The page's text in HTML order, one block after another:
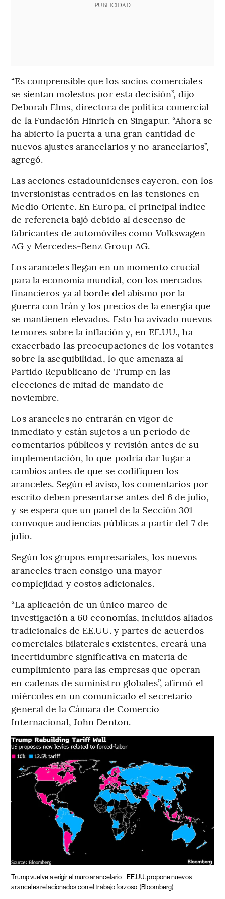
PUBLICIDAD
“Es comprensible que los socios comerciales
se sientan molestos por esta decisión”, dijo
Deborah Elms, directora de política comercial
de la Fundación Hinrich en Singapur. “Ahora se
ha abierto la puerta a una gran cantidad de
nuevos ajustes arancelarios y no arancelarios”,
agregó.
Las acciones estadounidenses cayeron, con los
inversionistas centrados en las tensiones en
Medio Oriente. En Europa, el principal índice
de referencia bajó debido al descenso de
fabricantes de automóviles como Volkswagen
AG y Mercedes-Benz Group AG.
Los aranceles llegan en un momento crucial
para la economía mundial, con los mercados
financieros ya al borde del abismo por la
guerra con Irán y los precios de la energía que
se mantienen elevados. Esto ha avivado nuevos
temores sobre la inflación y, en EE.UU., ha
exacerbado las preocupaciones de los votantes
sobre la asequibilidad, lo que amenaza al
Partido Republicano de Trump en las
elecciones de mitad de mandato de
noviembre.
Los aranceles no entrarán en vigor de
inmediato y están sujetos a un período de
comentarios públicos y revisión antes de su
implementación, lo que podría dar lugar a
cambios antes de que se codifiquen los
aranceles. Según el aviso, los comentarios por
escrito deben presentarse antes del 6 de julio,
y se espera que un panel de la Sección 301
convoque audiencias públicas a partir del 7 de
julio.
Según los grupos empresariales, los nuevos
aranceles traen consigo una mayor
complejidad y costos adicionales.
“La aplicación de un único marco de
investigación a 60 economías, incluidos aliados
tradicionales de EE.UU. y partes de acuerdos
comerciales bilaterales existentes, creará una
incertidumbre significativa en materia de
cumplimiento para las empresas que operan
en cadenas de suministro globales”, afirmó el
miércoles en un comunicado el secretario
general de la Cámara de Comercio
Internacional, John Denton.
Trump vuelve a erigir el muro arancelario | EE.UU. propone nuevos
aranceles relacionados con el trabajo forzoso (Bloomberg)